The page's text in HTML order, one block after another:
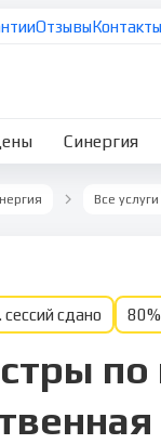
ОтзывыКонтакты
Синергия
Все услуги
сессий сдано